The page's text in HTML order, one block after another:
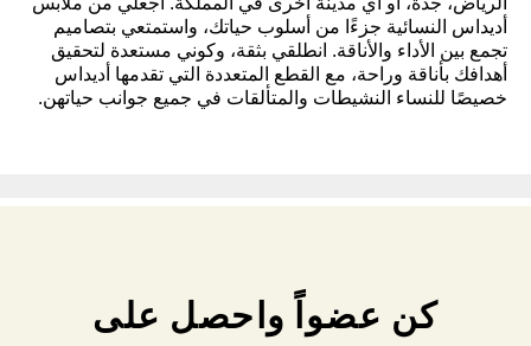
الرياض، جدة، أو أي مدينة أخرى في المملكة. اجعلي من ملابس
أديداس النسائية جزءًا من أسلوب حياتك، واستمتعي بتصاميم
تجمع بين الأداء والأناقة. انطلقي بثقة، وكوني مستعدة لتحقيق
أهدافك بأناقة وراحة، مع القطع المتعددة التي تقدمها أديداس
خصيصًا للنساء النشيطات والمتألقات في جميع جوانب حياتهن.
كن عضواً واحصل على